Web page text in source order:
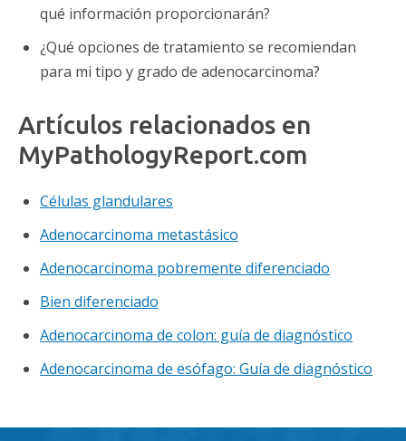
qué información proporcionarán?
¿Qué opciones de tratamiento se recomiendan
para mi tipo y grado de adenocarcinoma?
Artículos relacionados en
MyPathologyReport.com
Células glandulares
Adenocarcinoma metastásico
Adenocarcinoma pobremente diferenciado
Bien diferenciado
Adenocarcinoma de colon: guía de diagnóstico
Adenocarcinoma de esófago: Guía de diagnóstico